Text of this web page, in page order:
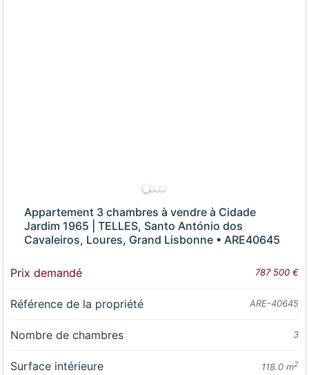
Appartement 3 chambres à vendre à Cidade
Jardim 1965 | TELLES, Santo António dos
Cavaleiros, Loures, Grand Lisbonne • ARE40645
Prix demandé 787 500 €
Référence de la propriété ARE-40645
Nombre de chambres 3
Surface intérieure 118.0 m2